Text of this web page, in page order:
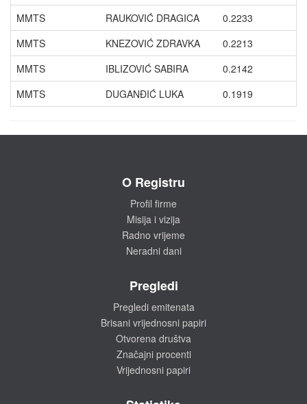
MMTS
RAUKOVIĆ DRAGICA
0.2233
MMTS
KNEZOVIĆ ZDRAVKA
0.2213
MMTS
IBLIZOVIĆ SABIRA
0.2142
MMTS
DUGANĐIĆ LUKA 0.1919
O Registru
Profil firme
Misija i vizija
Radno vrijeme
Neradni dani
Pregledi
Pregledi emitenata
Brisani vrijednosni papiri
Otvorena društva
Značajni procenti
Vrijednosni papiri